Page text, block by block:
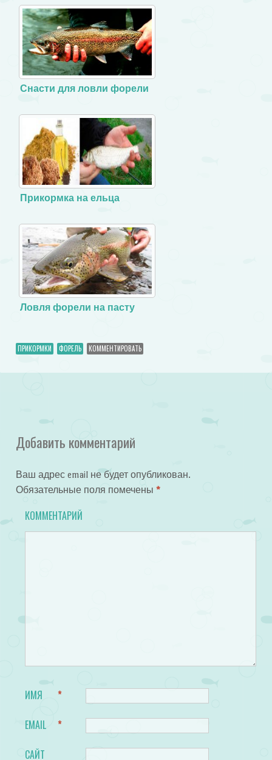
Снасти для ловли форели
Прикормка на ельца
Ловля форели на пасту
ПРИКОРМКИ ФОРЕЛЬ КОММЕНТИРОВАТЬ
Добавить комментарий
Ваш адрес email не будет опубликован.
Обязательные поля помечены *
КОММЕНТАРИЙ
ИМЯ *
EMAIL *
САЙТ